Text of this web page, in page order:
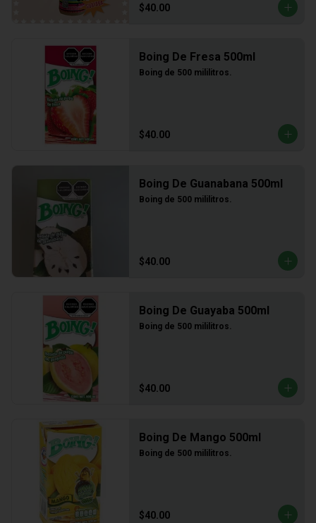
$40.00
Boing De Fresa 500ml
Boing de 500 mililitros.
$40.00
Boing De Guanabana 500ml
Boing de 500 mililitros.
$40.00
Boing De Guayaba 500ml
Boing de 500 mililitros.
$40.00
Boing De Mango 500ml
Boing de 500 mililitros.
$40.00